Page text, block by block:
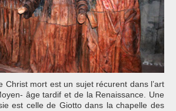
Christ mort est un sujet récurent dans l’art
âge tardif et de la Renaissance. Une
est celle de Giotto dans la chapelle des